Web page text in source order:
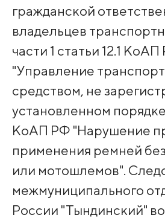
гражданской
владельцев
части 1 статьи 12.1
"Управление
средством, не
установленном
КоАП РФ "Нарушение
применения ремней
или мотошлемов".
межмуниципального
России "Тындинский"